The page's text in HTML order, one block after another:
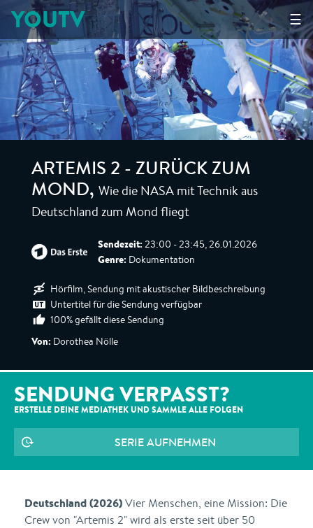
☰
YOUTV
ARTEMIS 2 - ZURÜCK ZUM
MOND, Wie die NASA mit Technik aus
Deutschland zum Mond fliegt
Sendezeit: 23:00 - 23:45, 26.01.2026
Genre: Dokumentation
Hörfilm, Sendung mit akustischer Bildbeschreibung
Untertitel für die Sendung verfügbar
100% gefällt diese Sendung
Von: Dorothea Nölle
SENDUNG VERPASST?
ERSTELLE DEINE MEDIATHEK UND SAMMLE ALLE FOLGEN
SERIE AUFNEHMEN
Deutschland (2026)Vier Menschen, eine Mission: Die
Crew von "Artemis 2" wird als erste seit über 50